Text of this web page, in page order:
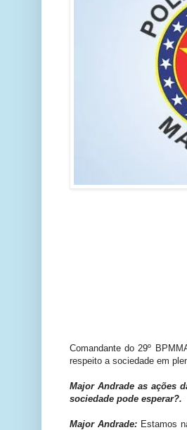
Comandante do 29º
respeito a sociedade em
Major Andrade as ações
sociedade pode esperar?.
Major Andrade:Estamos